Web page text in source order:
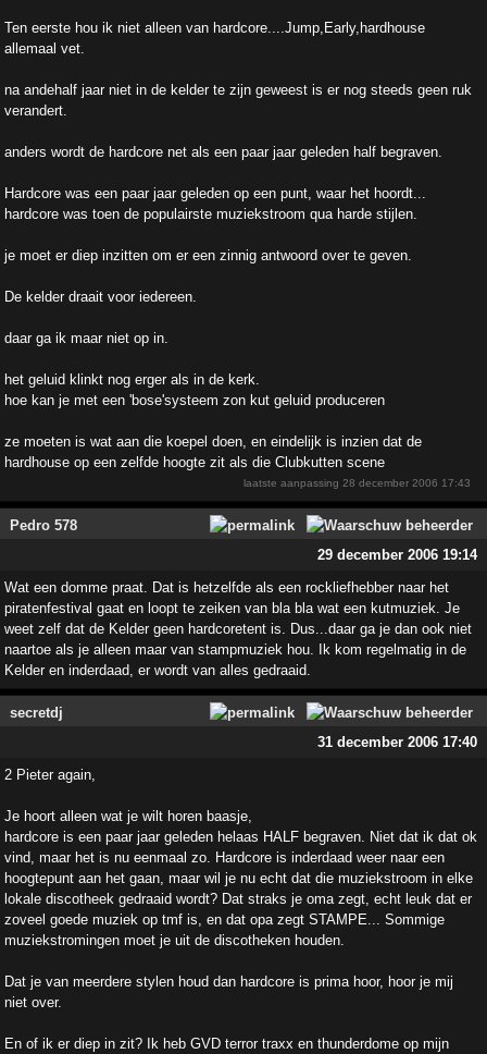
Ten eerste hou ik niet alleen van hardcore....Jump,Early,hardhouse
allemaal vet.
na andehalf jaar niet in de kelder te zijn geweest is er nog steeds geen ruk
verandert.
anders wordt de hardcore net als een paar jaar geleden half begraven.
Hardcore was een paar jaar geleden op een punt, waar het hoordt...
hardcore was toen de populairste muziekstroom qua harde stijlen.
je moet er diep inzitten om er een zinnig antwoord over te geven.
De kelder draait voor iedereen.
daar ga ik maar niet op in.
het geluid klinkt nog erger als in de kerk.
hoe kan je met een 'bose'systeem zon kut geluid produceren
ze moeten is wat aan die koepel doen, en eindelijk is inzien dat de
hardhouse op een zelfde hoogte zit als die Clubkutten scene
laatste aanpassing28 december 2006 17:43
Pedro 578
29 december 2006 19:14
Wat een domme praat. Dat is hetzelfde als een rockliefhebber naar het
piratenfestival gaat en loopt te zeiken van bla bla wat een kutmuziek. Je
weet zelf dat de Kelder geen hardcoretent is. Dus...daar ga je dan ook niet
naartoe als je alleen maar van stampmuziek hou. Ik kom regelmatig in de
Kelder en inderdaad, er wordt van alles gedraaid.
secretdj
31 december 2006 17:40
2 Pieter again,
Je hoort alleen wat je wilt horen baasje,
hardcore is een paar jaar geleden helaas HALF begraven. Niet dat ik dat ok
vind, maar het is nu eenmaal zo. Hardcore is inderdaad weer naar een
hoogtepunt aan het gaan, maar wil je nu echt dat die muziekstroom in elke
lokale discotheek gedraaid wordt? Dat straks je oma zegt, echt leuk dat er
zoveel goede muziek op tmf is, en dat opa zegt STAMPE... Sommige
muziekstromingen moet je uit de discotheken houden.
Dat je van meerdere stylen houd dan hardcore is prima hoor, hoor je mij
niet over.
En of ik er diep in zit? Ik heb GVD terror traxx en thunderdome op mijn